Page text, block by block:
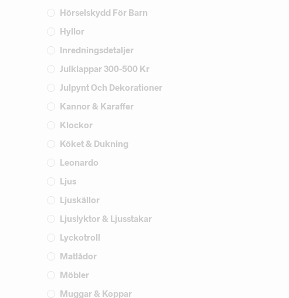
Hörselskydd För Barn
Hyllor
Inredningsdetaljer
Julklappar 300-500 Kr
Julpynt Och Dekorationer
Kannor & Karaffer
Klockor
Köket & Dukning
Leonardo
Ljus
Ljuskällor
Ljuslyktor & Ljusstakar
Lyckotroll
Matlådor
Möbler
Muggar & Koppar